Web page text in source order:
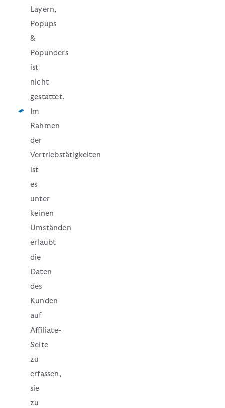
Layern,
Popups
&
Popunders
ist
nicht
gestattet.
Im
Rahmen
der
Vertriebstätigkeiten
ist
es
unter
keinen
Umständen
erlaubt
die
Daten
des
Kunden
auf
Affiliate-
Seite
zu
erfassen,
sie
zu